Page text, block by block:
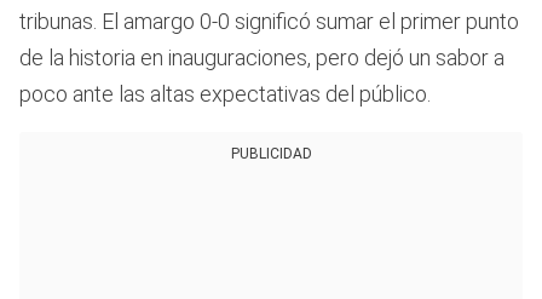
tribunas. El amargo 0-0 significó sumar el primer punto
de la historia en inauguraciones, pero dejó un sabor a
poco ante las altas expectativas del público.
PUBLICIDAD